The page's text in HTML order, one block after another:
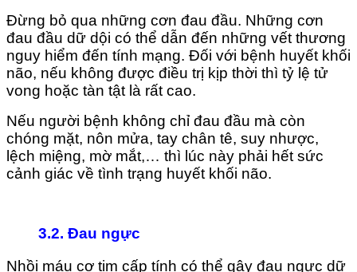
Đừng bỏ qua những cơn đau đầu. Những cơn
đau đầu dữ dội có thể dẫn đến những vết thương
nguy hiểm đến tính mạng. Đối với bệnh huyết khối
não, nếu không được điều trị kịp thời thì tỷ lệ tử
vong hoặc tàn tật là rất cao.
Nếu người bệnh không chỉ đau đầu mà còn
chóng mặt, nôn mửa, tay chân tê, suy nhược,
lệch miệng, mờ mắt,… thì lúc này phải hết sức
cảnh giác về tình trạng huyết khối não.
3.2. Đau ngực
Nhồi máu cơ tim cấp tính có thể gây đau ngực dữ